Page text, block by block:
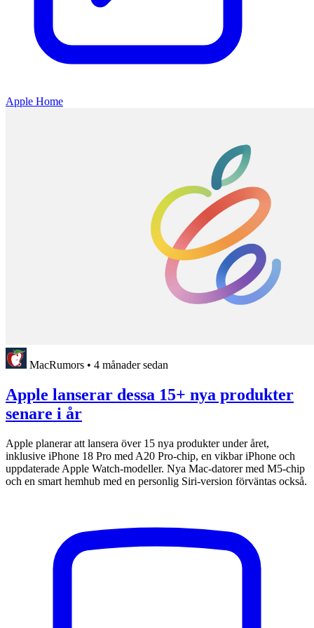
Apple Home
MacRumors • 4 månader sedan
Apple lanserar dessa 15+ nya produkter
senare i år
Apple planerar att lansera över 15 nya produkter under året,
inklusive iPhone 18 Pro med A20 Pro-chip, en vikbar iPhone och
uppdaterade Apple Watch-modeller. Nya Mac-datorer med M5-chip
och en smart hemhub med en personlig Siri-version förväntas också.